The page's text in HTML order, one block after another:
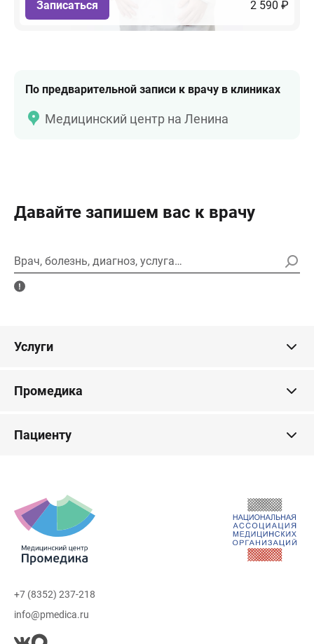
Записаться 2 590 ₽
По предварительной записи к врачу в клиниках
Медицинский центр на Ленина
Давайте запишем вас к врачу
Врач, болезнь, диагноз, услуга…
Услуги
Промедика
Пациенту
+7 (8352) 237-218
info@pmedica.ru